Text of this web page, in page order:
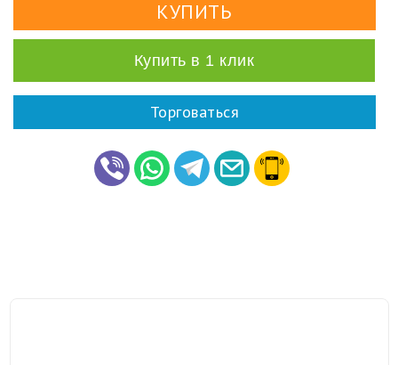
Купить в 1 клик
Торговаться